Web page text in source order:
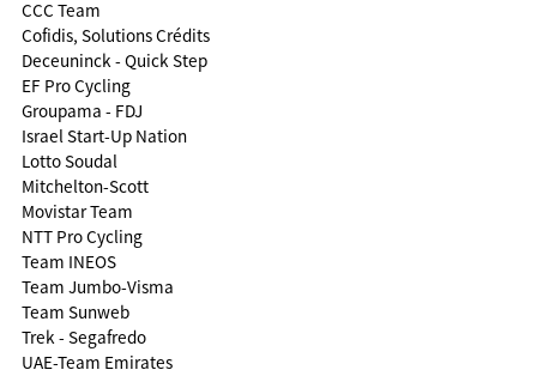
CCC Team
Cofidis, Solutions Crédits
Deceuninck - Quick Step
EF Pro Cycling
Groupama - FDJ
Israel Start-Up Nation
Lotto Soudal
Mitchelton-Scott
Movistar Team
NTT Pro Cycling
Team INEOS
Team Jumbo-Visma
Team Sunweb
Trek - Segafredo
UAE-Team Emirates